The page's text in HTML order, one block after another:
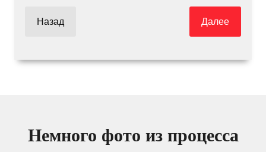
Назад Далее
Немного фото из процесса